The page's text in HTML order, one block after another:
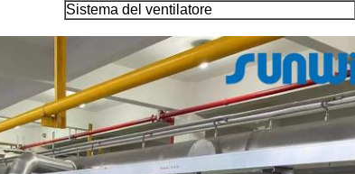
Sistema del ventilatore